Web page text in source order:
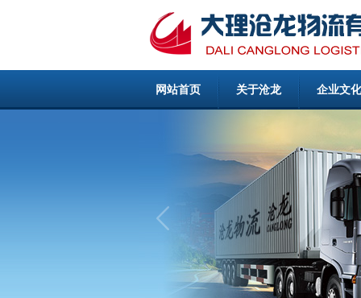
网站首页 关于沧龙 企业文化